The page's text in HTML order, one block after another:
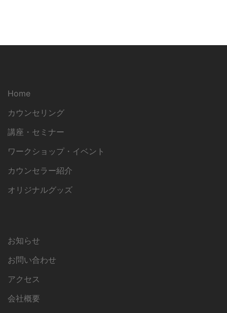
Home
カウンセリング
講座・セミナー
ワークショップ・イベント
カウンセラー紹介
オリジナルグッズ
お知らせ
お問い合わせ
アクセス
会社概要